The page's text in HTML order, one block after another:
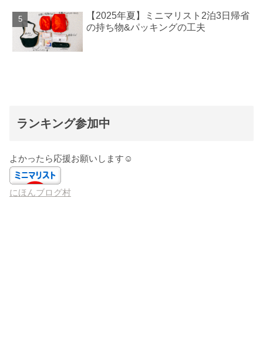
【2025年夏】ミニマリスト2泊3日帰省
の持ち物&パッキングの工夫
ランキング参加中
よかったら応援お願いします☺️
にほんブログ村